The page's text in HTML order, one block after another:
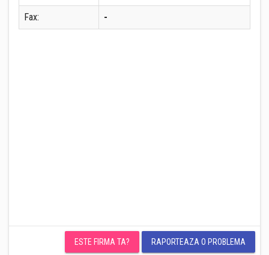
Fax: -
ESTE FIRMA TA? RAPORTEAZA O PROBLEMA